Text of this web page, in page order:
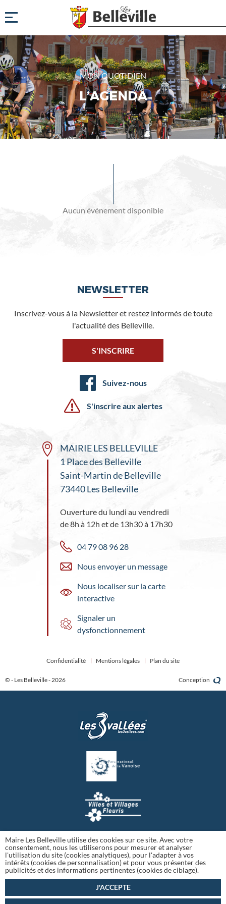
MON QUOTIDIEN
L’AGENDA
Aucun événement disponible
NEWSLETTER
Inscrivez-vous à la Newsletter et restez informés de toute
l'actualité des Belleville.
S'INSCRIRE
Suivez-nous
S'inscrire aux alertes
MAIRIE LES BELLEVILLE
1 Place des Belleville
Saint-Martin de Belleville
73440 Les Belleville
Ouverture du lundi au vendredi
de 8h à 12h et de 13h30 à 17h30
04 79 08 96 28
Nous envoyer un message
Nous localiser sur la carte
interactive
Signaler un
dysfonctionnement
© - Les Belleville - 2026
Confidentialité Mentions légales Plan du site
Conception
Maire Les Belleville utilise des cookies sur ce site. Avec votre
consentement, nous les utiliserons pour mesurer et analyser
l'utilisation du site (cookies analytiques), pour l'adapter à vos
intérêts (cookies de personnalisation) et pour vous présenter des
publicités et des informations pertinentes (cookies de ciblage).
J'ACCEPTE